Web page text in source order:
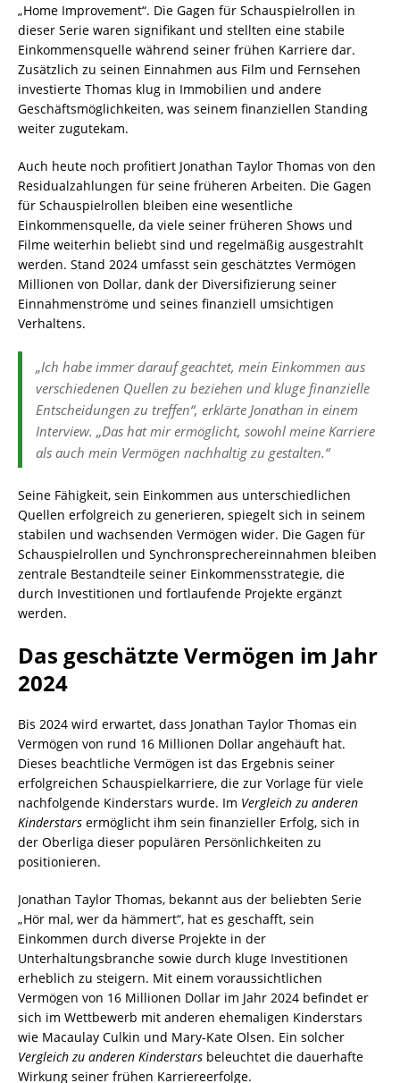
„Home Improvement“. Die Gagen für Schauspielrollen in
dieser Serie waren signifikant und stellten eine stabile
Einkommensquelle während seiner frühen Karriere dar.
Zusätzlich zu seinen Einnahmen aus Film und Fernsehen
investierte Thomas klug in Immobilien und andere
Geschäftsmöglichkeiten, was seinem finanziellen Standing
weiter zugutekam.
Auch heute noch profitiert Jonathan Taylor Thomas von den
Residualzahlungen für seine früheren Arbeiten. Die Gagen
für Schauspielrollen bleiben eine wesentliche
Einkommensquelle, da viele seiner früheren Shows und
Filme weiterhin beliebt sind und regelmäßig ausgestrahlt
werden. Stand 2024 umfasst sein geschätztes Vermögen
Millionen von Dollar, dank der Diversifizierung seiner
Einnahmenströme und seines finanziell umsichtigen
Verhaltens.
„Ich habe immer darauf geachtet, mein Einkommen aus
verschiedenen Quellen zu beziehen und kluge finanzielle
Entscheidungen zu treffen“, erklärte Jonathan in einem
Interview. „Das hat mir ermöglicht, sowohl meine Karriere
als auch mein Vermögen nachhaltig zu gestalten.“
Seine Fähigkeit, sein Einkommen aus unterschiedlichen
Quellen erfolgreich zu generieren, spiegelt sich in seinem
stabilen und wachsenden Vermögen wider. Die Gagen für
Schauspielrollen und Synchronsprechereinnahmen bleiben
zentrale Bestandteile seiner Einkommensstrategie, die
durch Investitionen und fortlaufende Projekte ergänzt
werden.
Das geschätzte Vermögen im Jahr
2024
Bis 2024 wird erwartet, dass Jonathan Taylor Thomas ein
Vermögen von rund 16 Millionen Dollar angehäuft hat.
Dieses beachtliche Vermögen ist das Ergebnis seiner
erfolgreichen Schauspielkarriere, die zur Vorlage für viele
nachfolgende Kinderstars wurde. Im Vergleich zu anderen
Kinderstars ermöglicht ihm sein finanzieller Erfolg, sich in
der Oberliga dieser populären Persönlichkeiten zu
positionieren.
Jonathan Taylor Thomas, bekannt aus der beliebten Serie
„Hör mal, wer da hämmert“, hat es geschafft, sein
Einkommen durch diverse Projekte in der
Unterhaltungsbranche sowie durch kluge Investitionen
erheblich zu steigern. Mit einem voraussichtlichen
Vermögen von 16 Millionen Dollar im Jahr 2024 befindet er
sich im Wettbewerb mit anderen ehemaligen Kinderstars
wie Macaulay Culkin und Mary-Kate Olsen. Ein solcher
Vergleich zu anderen Kinderstars beleuchtet die dauerhafte
Wirkung seiner frühen Karriereerfolge.